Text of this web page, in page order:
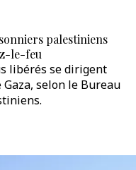
palestiniens
le-feu
libérés se dirigent
selon le Bureau